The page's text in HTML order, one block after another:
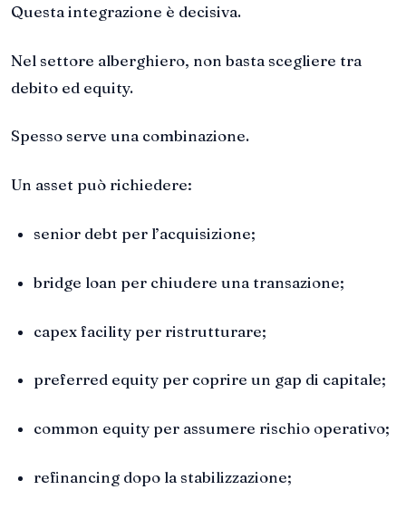
Questa integrazione è decisiva.
Nel settore alberghiero, non basta scegliere tra
debito ed equity.
Spesso serve una combinazione.
Un asset può richiedere:
senior debt per l’acquisizione;
bridge loan per chiudere una transazione;
capex facility per ristrutturare;
preferred equity per coprire un gap di capitale;
common equity per assumere rischio operativo;
refinancing dopo la stabilizzazione;